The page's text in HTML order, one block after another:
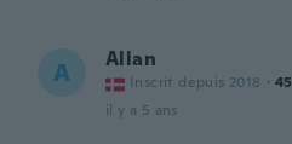
A Allan
Inscrit depuis 2018 · 45
il y a 5 ans